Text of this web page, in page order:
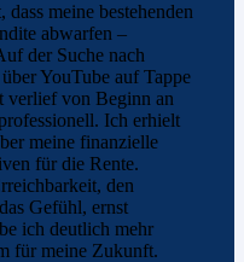
meine bestehenden
abwarfen –
der Suche nach
YouTube auf Tappe
verlief von Beginn an
Ich erhielt
meine finanzielle
für die Rente.
den
Gefühl, ernst
ich deutlich mehr
für meine Zukunft.